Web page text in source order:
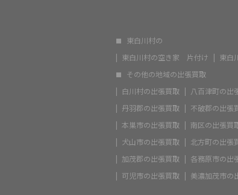
東白川村の
東白川村の空き家 片付け
東白
その他の地域の出張買取
白川村の出張買取
八百津町の出
丹羽郡の出張買取
不破郡の出張
本巣市の出張買取
南区の出張買
犬山市の出張買取
北方町の出張
加茂郡の出張買取
各務原市の出
可児市の出張買取
美濃加茂市の